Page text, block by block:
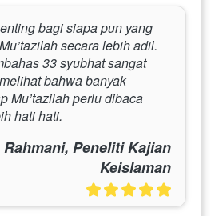
bagi siapa pun yang
secara lebih adil.
33 syubhat sangat
bahwa banyak
Mu’tazilah perlu dibaca
hati hati.
Peneliti Kajian
Keislaman